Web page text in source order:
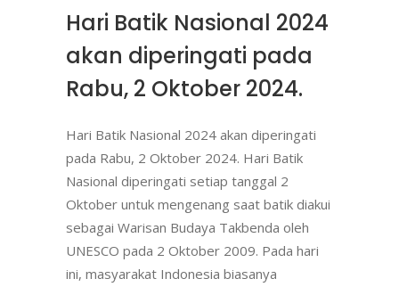
Hari Batik Nasional 2024
akan diperingati pada
Rabu, 2 Oktober 2024.
Hari Batik Nasional 2024 akan diperingati
pada Rabu, 2 Oktober 2024. Hari Batik
Nasional diperingati setiap tanggal 2
Oktober untuk mengenang saat batik diakui
sebagai Warisan Budaya Takbenda oleh
UNESCO pada 2 Oktober 2009. Pada hari
ini, masyarakat Indonesia biasanya